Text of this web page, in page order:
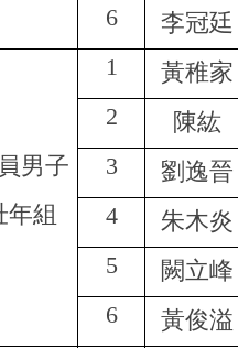
6
李冠廷
男子
年組
1 黃稚家
2
陳紘
3
劉逸晉
4
朱木炎
5
闕立峰
6
黃俊溢